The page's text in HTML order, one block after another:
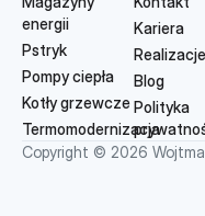
energii
Pstryk
Pompy ciepła
Kotły grzewcze
Termomodernizacja
Kariera
Realizacje
Blog
Polityka
Copyright © 2026